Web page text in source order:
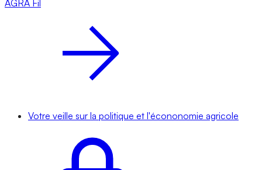
AGRA Fil
Votre veille sur la politique et l'écononomie agricole